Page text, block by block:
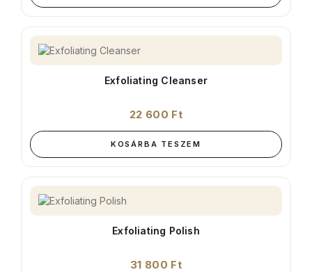
Exfoliating Cleanser
22 600 Ft
KOSÁRBA TESZEM
Exfoliating Polish
31 800 Ft